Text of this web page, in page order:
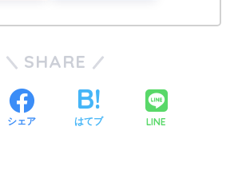
SHARE
シェア はてブ LINE